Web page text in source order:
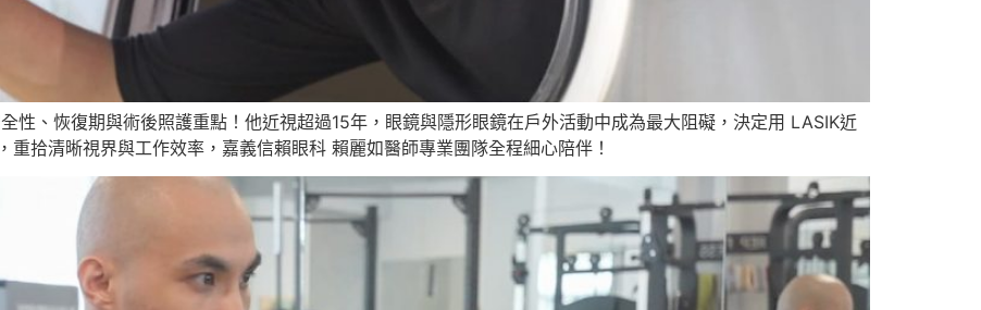
性、恢復期與術後照護重點！他近視超過15年，眼鏡與隱形眼鏡在戶外活動中成為最大阻礙，決定用 LASIK近
拾清晰視界與工作效率，嘉義信賴眼科 賴麗如醫師專業團隊全程細心陪伴！